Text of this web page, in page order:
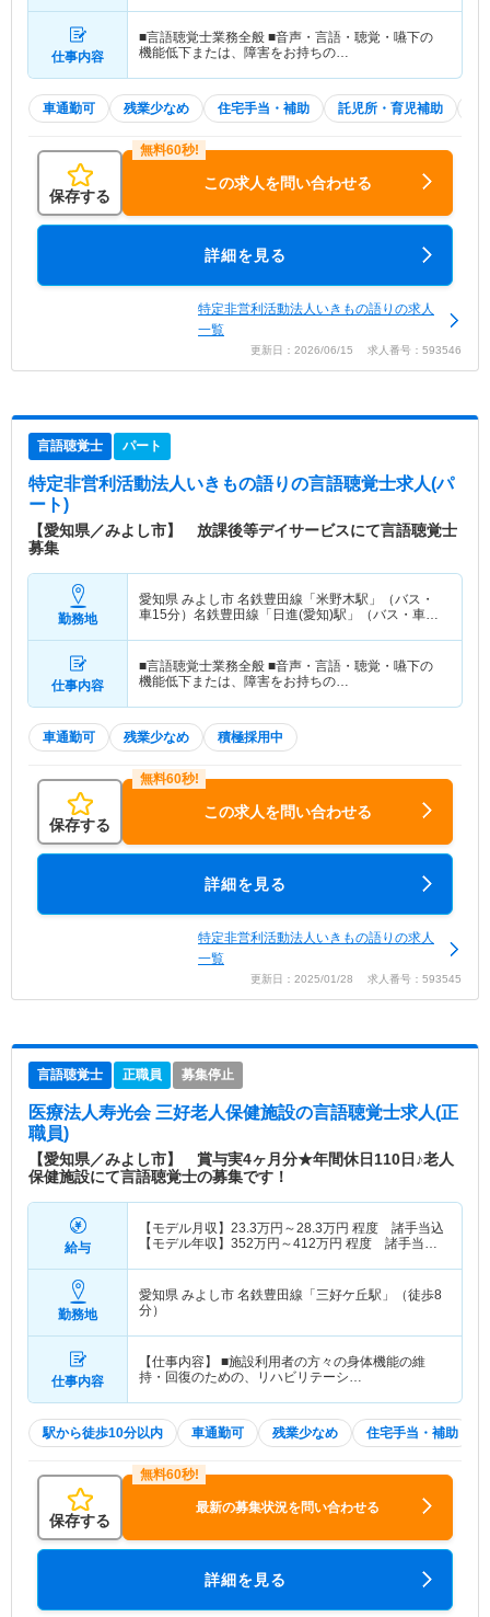
仕事内容
■言語聴覚士業務全般 ■音声・言語・聴覚・嚥下の
機能低下または、障害をお持ちの…
車通勤可 残業少なめ 住宅手当・補助 託児所・育児補助
保存する
この求人を問い合わせる
詳細を見る
特定非営利活動法人いきもの語りの求人
一覧
更新日：2026/06/15 求人番号：593546
言語聴覚士 パート
特定非営利活動法人いきもの語りの言語聴覚士求人(パ
ート)
【愛知県／みよし市】 放課後等デイサービスにて言語聴覚士
募集
勤務地
愛知県 みよし市 名鉄豊田線「米野木駅」（バス・
車15分）名鉄豊田線「日進(愛知)駅」（バス・車12
仕事内容
■言語聴覚士業務全般 ■音声・言語・聴覚・嚥下の
機能低下または、障害をお持ちの…
車通勤可 残業少なめ 積極採用中
保存する
この求人を問い合わせる
詳細を見る
特定非営利活動法人いきもの語りの求人
一覧
更新日：2025/01/28 求人番号：593545
言語聴覚士 正職員 募集停止
医療法人寿光会 三好老人保健施設の言語聴覚士求人(正
職員)
【愛知県／みよし市】 賞与実4ヶ月分★年間休日110日♪老人
保健施設にて言語聴覚士の募集です！
給与
【モデル月収】 23.3万円～28.3万円 程度 諸手当込
【モデル年収】 352万円～412万円 程度 諸手当・
勤務地
愛知県 みよし市 名鉄豊田線「三好ケ丘駅」（徒歩8
分）
仕事内容
【仕事内容】 ■施設利用者の方々の身体機能の維
持・回復のための、リハビリテーシ…
駅から徒歩10分以内 車通勤可 残業少なめ 住宅手当・補助
保存する
最新の募集状況を問い合わせる
詳細を見る